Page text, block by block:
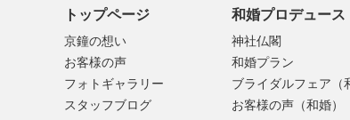
トップページ
京鐘の想い
お客様の声
フォトギャラリー
スタッフブログ
和婚プロデュース
神社仏閣
和婚プラン
ブライダルフェア（
お客様の声（和婚）